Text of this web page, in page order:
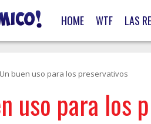
HOME WTF LAS
buen uso para los preservativos
uso para los